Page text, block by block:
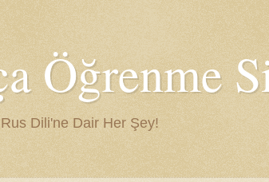
Öğrenme
Dili'ne Dair Her Şey!